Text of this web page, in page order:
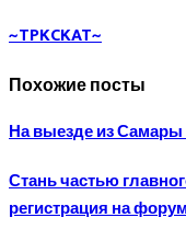
~TPKCKAT~
Похожие посты
На выезде из
Стань частью
регистрация на